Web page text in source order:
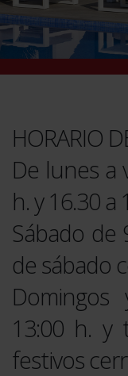
HORARIO
De lunes a
h. y 16.30 a
Sábado de
de sábado
13:00 h. y
festivos